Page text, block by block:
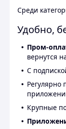
Среди
Удобно,
Пром-
вернутся
С
Регулярно
Крупные